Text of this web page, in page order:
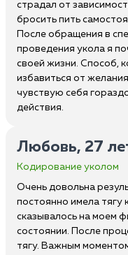
страдал от
бросить пить
После обращения в
проведения укола я
своей жизни. Способ,
избавиться от
чувствую себя
действия.
Любовь, 27
Кодирование уколом
Очень довольна
постоянно имела тягу
сказывалось на моем
состоянии. После
тягу. Важным